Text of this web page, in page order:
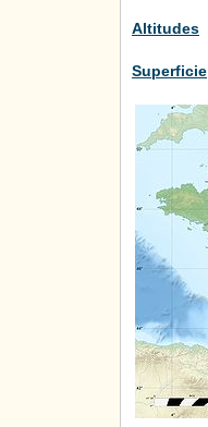
Altitudes
Superficie